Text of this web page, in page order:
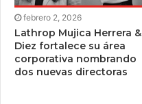
febrero 2, 2026
Lathrop Mujica Herrera &
Diez fortalece su área
corporativa nombrando
dos nuevas directoras